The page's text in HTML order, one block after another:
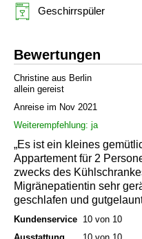
Geschirrspüler
Bewertungen
Christine aus Berlin
allein gereist
Anreise im Nov 2021
Weiterempfehlung: ja
„Es ist ein kleines
Appartement für 2
zwecks des
Migränepatientin sehr
geschlafen und
Kundenservice 10 von 10